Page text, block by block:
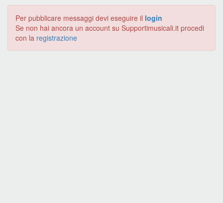
Per pubblicare messaggi devi eseguire il login
Se non hai ancora un account su Supportimusicali.it procedi
con la registrazione